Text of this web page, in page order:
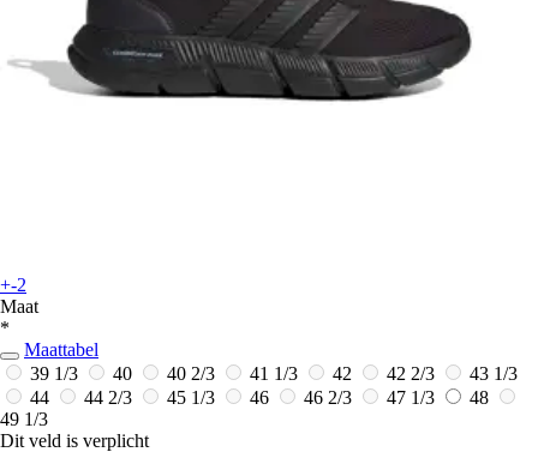
+-2
Maat
*
Maattabel
39 1/3
40 40 2/3 41 1/3 42 42 2/3
43 1/3
44
44 2/3 45 1/3 46 46 2/3 47 1/3
48
49 1/3
Dit veld is verplicht